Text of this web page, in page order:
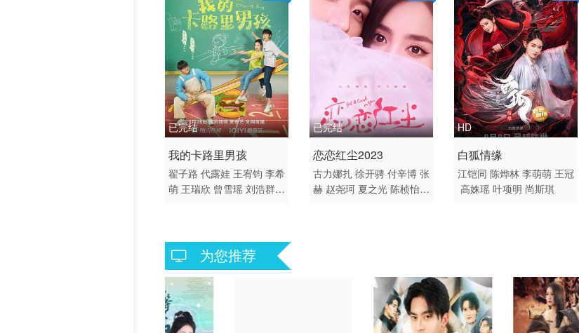
已完结
2022 / 大陆 / 国语
剧情 爱情 国产
我的卡路里男孩
翟子路 代露娃 王宥钧 李希
萌 王瑞欣 曾雪瑶 刘浩群
已完结
2023 / 大陆 / 国语
国产
恋恋红尘2023
古力娜扎 徐开骋 付辛博 张
赫 赵尧珂 夏之光 陈桢怡
HD
2023 / 大陆 / 国语
爱情
白狐情缘
江铠同 陈烨林 李萌萌 王冠
高姝瑶 叶项明 尚斯琪
为您推荐